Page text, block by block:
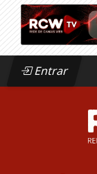
Entrar